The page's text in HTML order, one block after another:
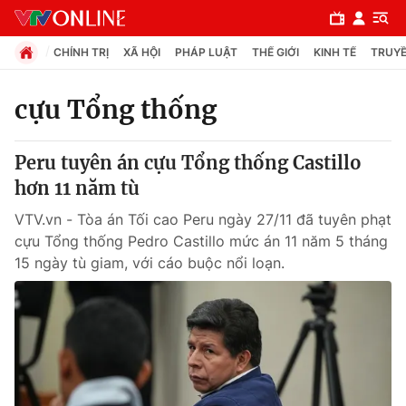
Chuyên mục
Chính trị
Xã hội
Pháp luật
Y tế
Thế giới
CHÍNH TRỊ XÃ HỘI PHÁP LUẬT THẾ GIỚI KINH TẾ
cựu Tổng thống
Peru tuyên án cựu Tổng thống Castillo
hơn 11 năm tù
VTV.vn - Tòa án Tối cao Peru ngày 27/11 đã tuyên phạt
cựu Tổng thống Pedro Castillo mức án 11 năm 5 tháng
15 ngày tù giam, với cáo buộc nổi loạn.